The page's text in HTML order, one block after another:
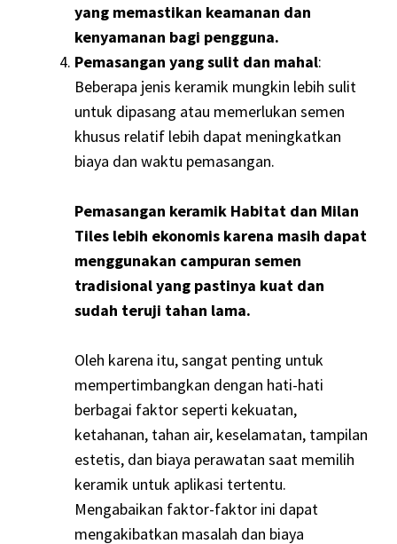
yang memastikan keamanan dan
kenyamanan bagi pengguna.
Pemasangan yang sulit dan mahal:
Beberapa jenis keramik mungkin lebih sulit
untuk dipasang atau memerlukan semen
khusus relatif lebih dapat meningkatkan
biaya dan waktu pemasangan.
Pemasangan keramik Habitat dan Milan
Tiles lebih ekonomis karena masih dapat
menggunakan campuran semen
tradisional yang pastinya kuat dan
sudah teruji tahan lama.
Oleh karena itu, sangat penting untuk
mempertimbangkan dengan hati-hati
berbagai faktor seperti kekuatan,
ketahanan, tahan air, keselamatan, tampilan
estetis, dan biaya perawatan saat memilih
keramik untuk aplikasi tertentu.
Mengabaikan faktor-faktor ini dapat
mengakibatkan masalah dan biaya